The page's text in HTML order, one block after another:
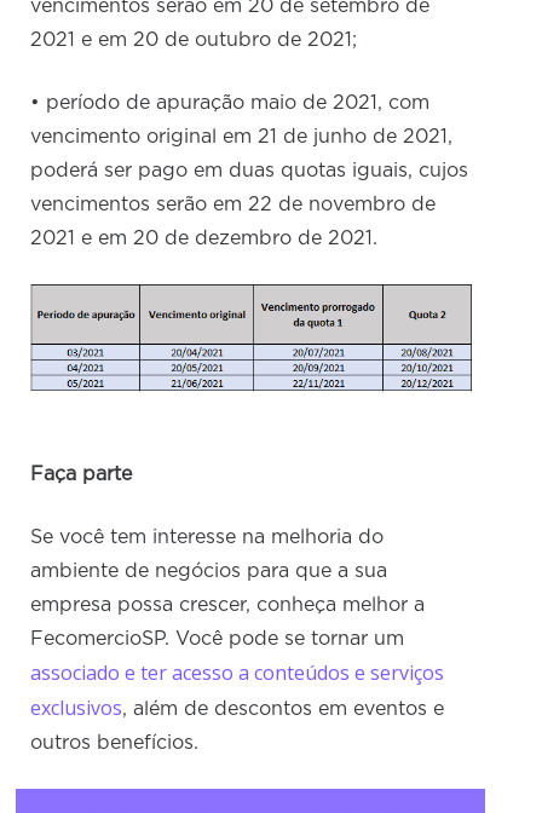
vencimentos serão em 20 de setembro de
2021 e em 20 de outubro de 2021;
• período de apuração maio de 2021, com
vencimento original em 21 de junho de 2021,
poderá ser pago em duas quotas iguais, cujos
vencimentos serão em 22 de novembro de
2021 e em 20 de dezembro de 2021.
Faça parte
Se você tem interesse na melhoria do
ambiente de negócios para que a sua
empresa possa crescer, conheça melhor a
FecomercioSP. Você pode se tornar um
associado e ter acesso a conteúdos e serviços
exclusivos, além de descontos em eventos e
outros benefícios.